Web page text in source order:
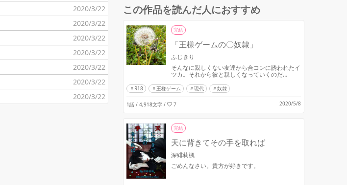
2020/3/22
2020/3/22
2020/3/22
2020/3/22
2020/3/22
2020/3/22
2020/3/22
この作品を読んだ人におすすめ
完結
「王様ゲームの〇奴隷」
ふじきり
そんなに親しくない友達から合コンに誘われたイ
ツカ。それから彼と親しくなっていくのだ
R18 王様ゲーム 現代 奴隷
1話 / 4,918文字 / 7 2020/5/8
完結
天に背きてその手を取れば
深緋莉楓
ごめんなさい。貴方が好きです。